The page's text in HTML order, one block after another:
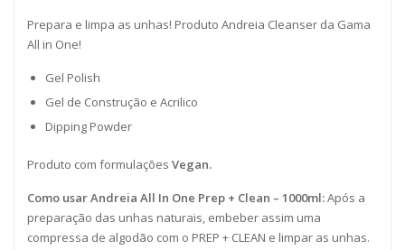
Prepara e limpa as unhas! Produto Andreia Cleanser da Gama
All in One!
Gel Polish
Gel de Construção e Acrilico
Dipping Powder
Produto com formulações Vegan.
Como usar Andreia All In One Prep + Clean – 1000ml:Após a
preparação das unhas naturais, embeber assim uma
compressa de algodão com o PREP + CLEAN e limpar as unhas.